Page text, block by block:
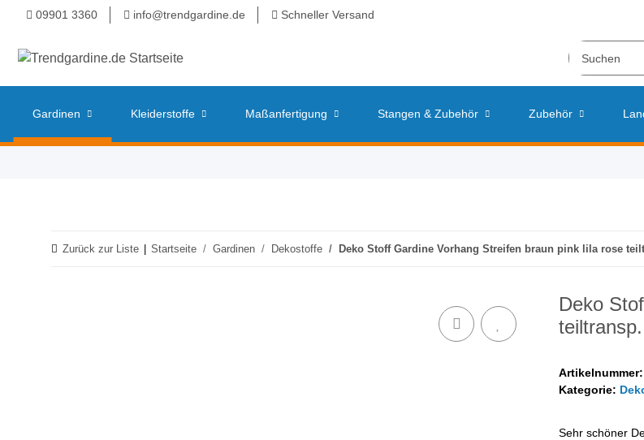
09901 3360 info@trendgardine.de Schneller Versand
Gardinen Kleiderstoffe Maßanfertigung Stangen & Zubehör Zubehör
Zurück zur Liste Startseite Gardinen Dekostoffe Deko Stoff Gardine Vorhang Streifen braun pink lila rose
Deko
Artikelnummer:
Kategorie:
Sehr schöner